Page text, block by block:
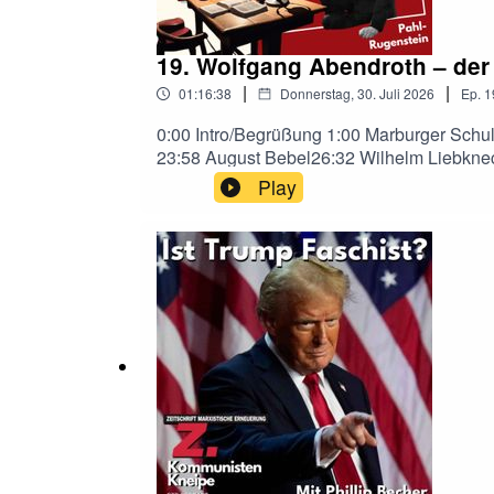
19. Wolfgang Abendroth –
01:16:38 | Donnerstag, 30. Juli 2026 | Ep.
0:00 Intro/Begrüßung 1:00 Marburger
23:58 August Bebel26:32 Wilhelm
Achillis36:52 IAA (I. Internationale) 38:16
Preußen44:56 Gothaer
Programm1:07:24 Beginn der
Marxismus1:14:10 Kapitulation vor dem
Abendroth zum Aufstieg und zur Krise der
historische Entwicklung eintauchen. Im
theoretischen Auseinandersetzungen zwischen Lassalle,
aber sehr über Spenden für unsere
Play